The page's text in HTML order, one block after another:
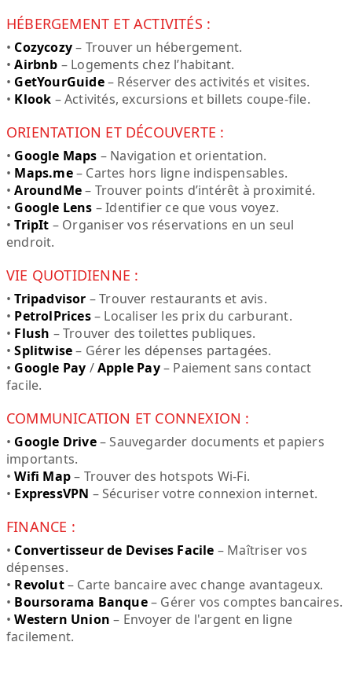
HÉBERGEMENT ET ACTIVITÉS :
• Cozycozy– Trouver un hébergement.
•Airbnb – Logements chez l’habitant.
• GetYourGuide– Réserver des activités et visites.
• Klook – Activités, excursions et billets coupe-file.
ORIENTATION ET DÉCOUVERTE :
• Google Maps – Navigation et orientation.
• Maps.me– Cartes hors ligne indispensables.
•AroundMe– Trouver points d’intérêt à proximité.
• Google Lens – Identifier ce que vous voyez.
•TripIt – Organiser vos réservations en un seul
endroit.
VIE QUOTIDIENNE :
•Tripadvisor – Trouver restaurants et avis.
• PetrolPrices– Localiser les prix du carburant.
• Flush – Trouver des toilettes publiques.
•Splitwise– Gérer les dépenses partagées.
• Google Pay /Apple Pay– Paiement sans contact
facile.
COMMUNICATION ET CONNEXION :
• Google Drive– Sauvegarder documents et papiers
importants.
•Wifi Map– Trouver des hotspots Wi-Fi.
• ExpressVPN – Sécuriser votre connexion internet.
FINANCE :
• Convertisseur de Devises Facile – Maîtriser vos
dépenses.
• Revolut– Carte bancaire avec change avantageux.
• Boursorama Banque– Gérer vos comptes bancaires.
•Western Union – Envoyer de l'argent en ligne
facilement.